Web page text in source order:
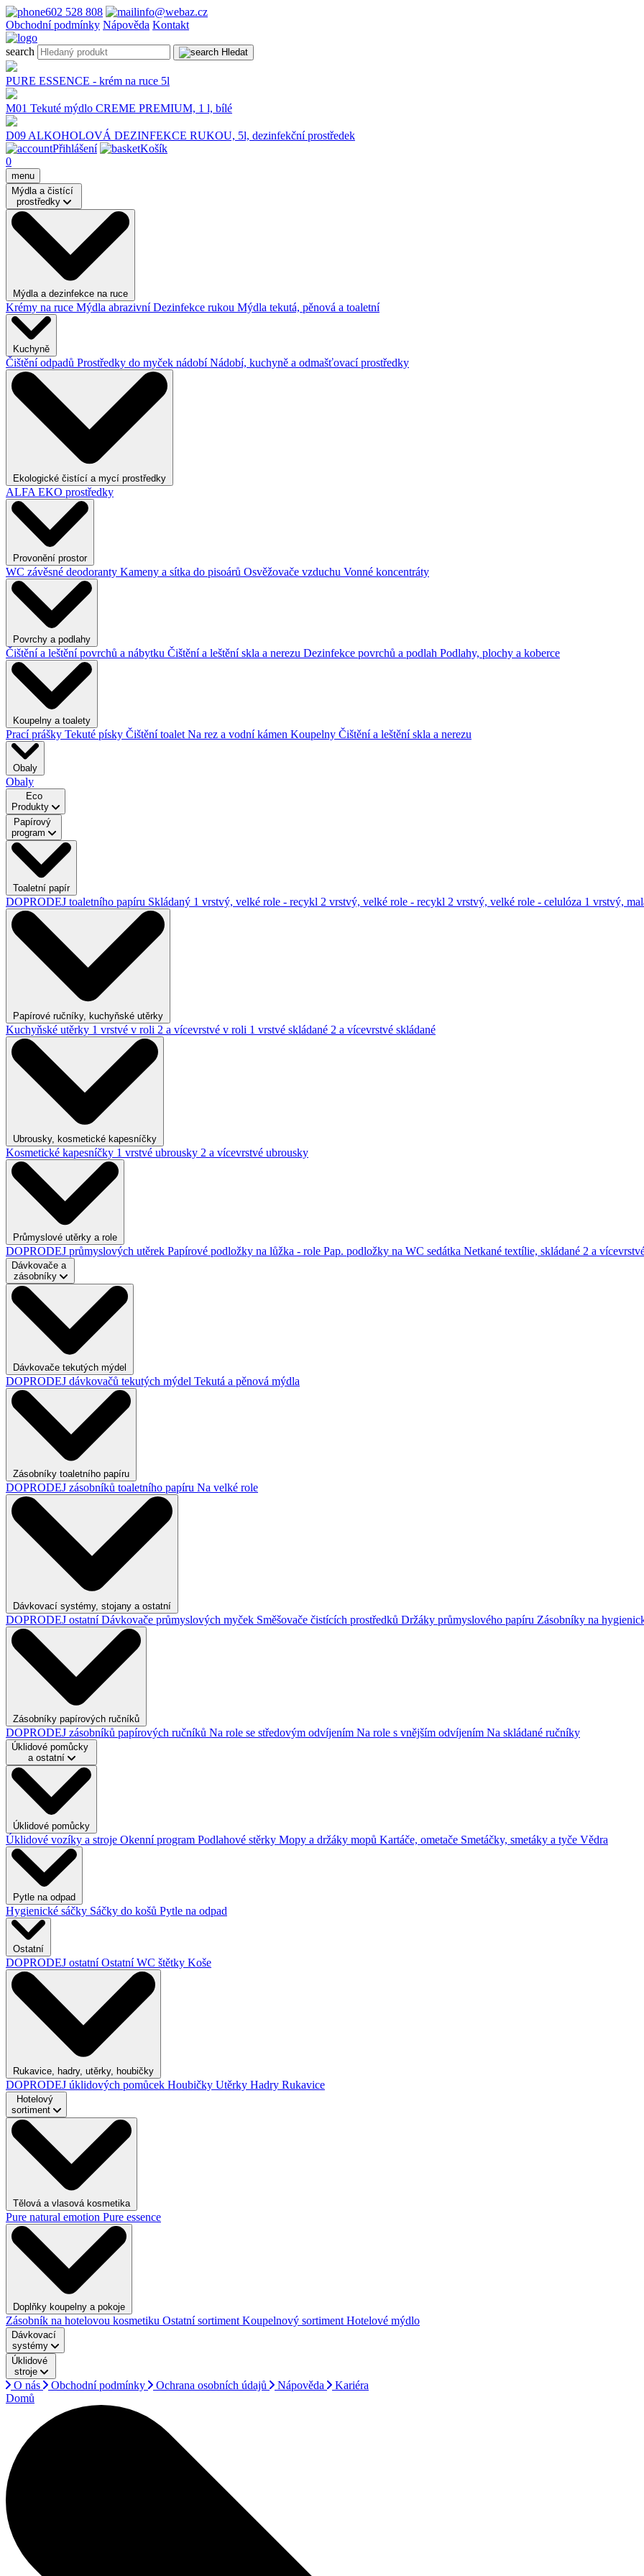
602 528 808
info@webaz.cz
Obchodní podmínky Nápověda Kontakt
search Hledat
PURE ESSENCE - krém na ruce 5l
M01 Tekuté mýdlo CREME PREMIUM, 1 l, bílé
D09 ALKOHOLOVÁ DEZINFEKCE RUKOU, 5l, dezinfekční prostředek
Přihlášení
Košík
0
menu
Mýdla a čistící
prostředky
Mýdla a dezinfekce na ruce
Krémy na ruce Mýdla abrazivníDezinfekce rukou Mýdla tekutá, pěnová a toaletní
Kuchyně
Čištění odpadů Prostředky do myček nádobíNádobí, kuchyně a odmašťovací prostředky
Ekologické čistící a mycí prostředky
ALFA EKO prostředky
Provonění prostor
WC závěsné deodoranty Kameny a sítka do pisoárů Osvěžovače vzduchu Vonné koncentráty
Povrchy a podlahy
Čištění a leštění povrchů a nábytku Čištění a leštění skla a nerezu Dezinfekce povrchů a podlah Podlahy, plochy a koberce
Koupelny a toalety
Prací prášky Tekuté písky Čištění toalet Na rez a vodní kámen Koupelny Čištění a leštění skla a nerezu
Obaly
Obaly
Eco
Produkty
Papírový
program
Toaletní papír
DOPRODEJ toaletního papíru Skládaný 1 vrstvý, velké role - recykl 2 vrstvý, velké role - recykl 2 vrstvý, velké role - celulóza 1 vrstvý,
Papírové ručníky, kuchyňské utěrky
Kuchyňské utěrky 1 vrstvé v roli 2 a vícevrstvé v roli 1 vrstvé skládané 2 a vícevrstvé skládané
Ubrousky, kosmetické kapesníčky
Kosmetické kapesníčky 1 vrstvé ubrousky 2 a vícevrstvé ubrousky
Průmyslové utěrky a role
DOPRODEJ průmyslových utěrek Papírové podložky na lůžka - role Pap. podložky na WC sedátka Netkané textílie, skládané 2 a
Dávkovače a
zásobníky
Dávkovače tekutých mýdel
DOPRODEJ dávkovačů tekutých mýdel Tekutá a pěnová mýdla
Zásobníky toaletního papíru
DOPRODEJ zásobníků toaletního papíru Na velké role
Dávkovací systémy, stojany a ostatní
DOPRODEJ ostatníDávkovače průmyslových myček Směšovače čistících prostředků Držáky průmyslového papíru Zásobníky na
Zásobníky papírových ručníků
DOPRODEJ zásobníků papírových ručníků Na role se středovým odvíjením Na role s vnějším odvíjením Na skládané ručníky
Úklidové pomůcky
a ostatní
Úklidové pomůcky
Úklidové vozíky a stroje Okenní program Podlahové stěrky Mopy a držáky mopů Kartáče, ometače Smetáčky, smetáky a tyče Vědra
Pytle na odpad
Hygienické sáčky Sáčky do košů Pytle na odpad
Ostatní
DOPRODEJ ostatníOstatníWC štětky Koše
Rukavice, hadry, utěrky, houbičky
DOPRODEJ úklidových pomůcek Houbičky Utěrky Hadry Rukavice
Hotelový
sortiment
Tělová a vlasová kosmetika
Pure natural emotion Pure essence
Doplňky koupelny a pokoje
Zásobník na hotelovou kosmetiku Ostatní sortiment Koupelnový sortiment Hotelové mýdlo
Dávkovací
systémy
Úklidové
stroje
O nás Obchodní podmínky Ochrana osobních údajů Nápověda
Kariéra
Domů